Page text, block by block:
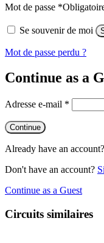
Mot de passe *
Se souvenir de moi
Mot de passe perdu ?
Continue as a
Adresse e-mail *
Already have an account?
Don't have an account?
Continue as a Guest
Circuits similaires